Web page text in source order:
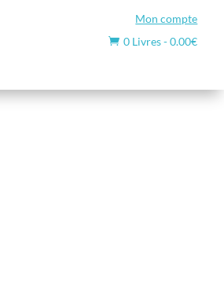
Mon compte
 0 Livres-0.00€